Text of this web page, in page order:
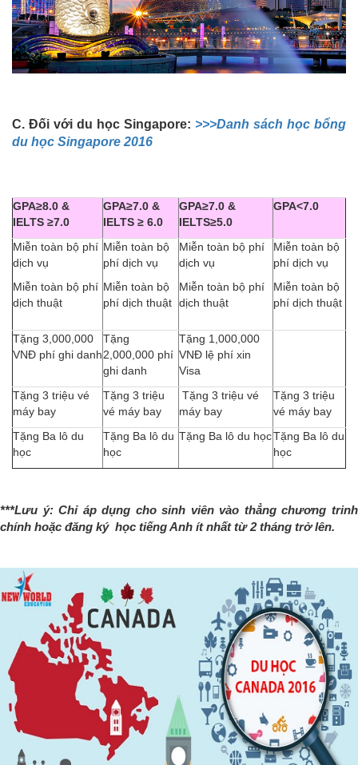
C. Đối với du học Singapore: >>>Danh sách học bổng
du học Singapore 2016
GPA≥8.0 &
IELTS ≥7.0
GPA≥7.0 &
IELTS ≥ 6.0
GPA≥7.0 &
IELTS≥5.0
GPA<7.0
Miễn toàn bộ phí
dịch vụ
Miễn toàn bộ phí
dịch thuật
Miễn toàn bộ
phí dịch vụ
Miễn toàn bộ
phí dịch thuật
Miễn toàn bộ phí
dịch vụ
Miễn toàn bộ phí
dịch thuật
Miễn toàn bộ
phí dịch vụ
Miễn toàn bộ
phí dịch thuật
Tặng 3,000,000
VNĐ phí ghi danh
Tặng
2,000,000 phí
ghi danh
Tặng 1,000,000
VNĐ lệ phí xin
Visa
Tặng 3 triệu vé
máy bay
Tặng 3 triệu
vé máy bay
Tặng 3 triệu vé
máy bay
Tặng 3 triệu
vé máy bay
Tặng Ba lô du
học
Tặng Ba lô du
học
Tặng Ba lô du họcTặng Ba lô du
học
***Lưu ý: Chỉ áp dụng cho sinh viên vào thẳng chương trinh
chính hoặc đăng ký học tiếng Anh ít nhất từ 2 tháng trở lên.